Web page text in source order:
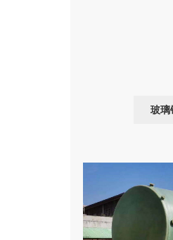
玻璃